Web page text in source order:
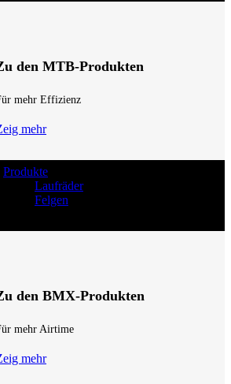
den MTB-Produkten
mehr Effizienz
mehr
Produkte
Laufräder
Felgen
den BMX-Produkten
mehr Airtime
mehr